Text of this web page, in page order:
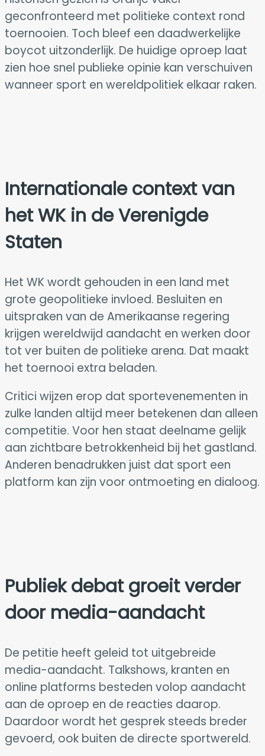
geconfronteerd met politieke context rond
toernooien. Toch bleef een daadwerkelijke
boycot uitzonderlijk. De huidige oproep laat
zien hoe snel publieke opinie kan verschuiven
wanneer sport en wereldpolitiek elkaar raken.
Internationale context van
het WK in deVerenigde
Staten
Het WK wordt gehouden in een land met
grote geopolitieke invloed. Besluiten en
uitspraken van de Amerikaanse regering
krijgen wereldwijd aandacht en werken door
tot ver buiten de politieke arena. Dat maakt
het toernooi extra beladen.
Critici wijzen erop dat sportevenementen in
zulke landen altijd meer betekenen dan alleen
competitie. Voor hen staat deelname gelijk
aan zichtbare betrokkenheid bij het gastland.
Anderen benadrukken juist dat sport een
platform kan zijn voor ontmoeting en dialoog.
Publiek debat groeit verder
door media-aandacht
De petitie heeft geleid tot uitgebreide
media-aandacht. Talkshows, kranten en
online platforms besteden volop aandacht
aan de oproep en de reacties daarop.
Daardoor wordt het gesprek steeds breder
gevoerd, ook buiten de directe sportwereld.